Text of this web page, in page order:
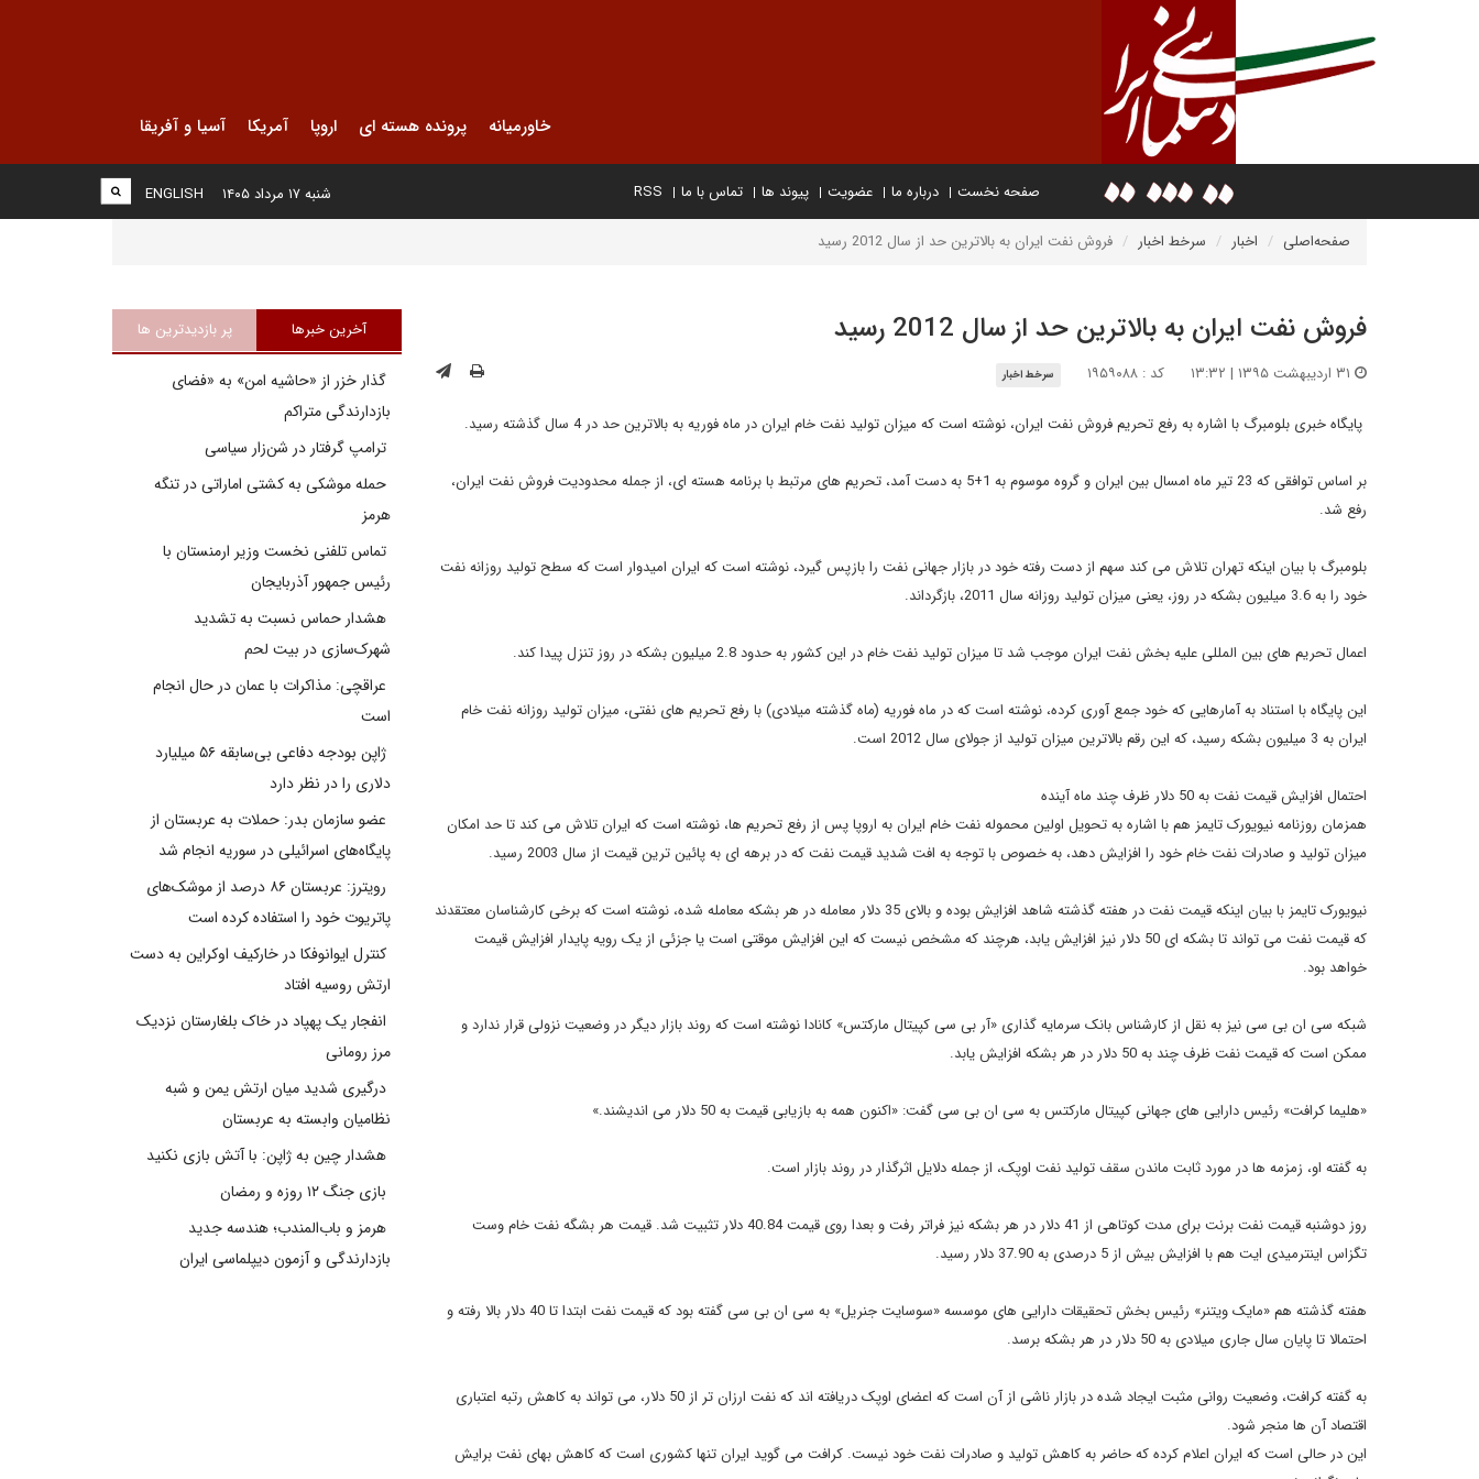
خاورمیانه پرونده هسته ای اروپا آمریکا آسیا و آفریقا
صفحه نخست درباره ما عضویت پیوند ها تماس با ما RSS
ENGLISH شنبه ۱۷ مرداد ۱۴۰۵
صفحه‌اصلی اخبار سرخط اخبار فروش نفت ایران به بالاترین حد از سال 2012 رسید
فروش نفت ایران به بالاترین حد از سال 2012 رسید
کد : ۱۹۵۹۰۸۸ سرخط اخبار
پایگاه خبری بلومبرگ با اشاره به رفع تحریم فروش نفت ایران، نوشته است که میزان تولید نفت خام ایران در ماه فوریه به بالاترین حد در 4 سال گذشته رسید.
بر اساس توافقی که 23 تیر ماه امسال بین ایران و گروه موسوم به 1+5 به دست آمد، تحریم های مرتبط با برنامه هسته ای، از جمله محدودیت فروش نفت ایران،
رفع شد.
بلومبرگ با بیان اینکه تهران تلاش می کند سهم از دست رفته خود در بازار جهانی نفت را بازپس گیرد، نوشته است که ایران امیدوار است که سطح تولید روزانه نفت
خود را به 3.6 میلیون بشکه در روز، یعنی میزان تولید روزانه سال 2011، بازگرداند.
اعمال تحریم های بین المللی علیه بخش نفت ایران موجب شد تا میزان تولید نفت خام در این کشور به حدود 2.8 میلیون بشکه در روز تنزل پیدا کند.
این پایگاه با استناد به آمارهایی که خود جمع آوری کرده، نوشته است که در ماه فوریه (ماه گذشته میلادی) با رفع تحریم های نفتی، میزان تولید روزانه نفت خام
ایران به 3 میلیون بشکه رسید، که این رقم بالاترین میزان تولید از جولای سال 2012 است.
احتمال افزایش قیمت نفت به 50 دلار ظرف چند ماه آینده
همزمان روزنامه نیویورک تایمز هم با اشاره به تحویل اولین محموله نفت خام ایران به اروپا پس از رفع تحریم ها، نوشته است که ایران تلاش می کند تا حد امکان
میزان تولید و صادرات نفت خام خود را افزایش دهد، به خصوص با توجه به افت شدید قیمت نفت که در برهه ای به پائین ترین قیمت از سال 2003 رسید.
نیویورک تایمز با بیان اینکه قیمت نفت در هفته گذشته شاهد افزایش بوده و بالای 35 دلار معامله در هر بشکه معامله شده، نوشته است که برخی کارشناسان معتقدند
که قیمت نفت می تواند تا بشکه ای 50 دلار نیز افزایش یابد، هرچند که مشخص نیست که این افزایش موقتی است یا جزئی از یک رویه پایدار افزایش قیمت
خواهد بود.
شبکه سی ان بی سی نیز به نقل از کارشناس بانک سرمایه گذاری «آر بی سی کپیتال مارکتس» کانادا نوشته است که روند بازار دیگر در وضعیت نزولی قرار ندارد و
ممکن است که قیمت نفت ظرف چند به 50 دلار در هر بشکه افزایش یابد.
«هلیما کرافت» رئیس دارایی های جهانی کپیتال مارکتس به سی ان بی سی گفت: «اکنون همه به بازیابی قیمت به 50 دلار می اندیشند.»
به گفته او، زمزمه ها در مورد ثابت ماندن سقف تولید نفت اوپک، از جمله دلایل اثرگذار در روند بازار است.
روز دوشنبه قیمت نفت برنت برای مدت کوتاهی از 41 دلار در هر بشکه نیز فراتر رفت و بعدا روی قیمت 40.84 دلار تثبیت شد. قیمت هر بشگه نفت خام وست
تگزاس اینترمیدی ایت هم با افزایش بیش از 5 درصدی به 37.90 دلار رسید.
هفته گذشته هم «مایک ویتنر» رئیس بخش تحقیقات دارایی های موسسه «سوسایت جنریل» به سی ان بی سی گفته بود که قیمت نفت ابتدا تا 40 دلار بالا رفته و
احتمالا تا پایان سال جاری میلادی به 50 دلار در هر بشکه برسد.
به گفته کرافت، وضعیت روانی مثبت ایجاد شده در بازار ناشی از آن است که اعضای اوپک دریافته اند که نفت ارزان تر از 50 دلار، می تواند به کاهش رتبه اعتباری
اقتصاد آن ها منجر شود.
این در حالی است که ایران اعلام کرده که حاضر به کاهش تولید و صادرات نفت خود نیست. کرافت می گوید ایران تنها کشوری است که کاهش بهای نفت برایش
آخرین خبرها پر بازدیدترین ها
گذار خزر از «حاشیه امن» به «فضای
بازدارندگی متراکم
ترامپ گرفتار در شن‌زار سیاسی
حمله موشکی به کشتی اماراتی در تنگه
هرمز
تماس تلفنی نخست وزیر ارمنستان با
رئیس جمهور آذربایجان
هشدار حماس نسبت به تشدید
شهرک‌سازی در بیت‌ لحم
عراقچی: مذاکرات با عمان در حال انجام
است
ژاپن بودجه دفاعی بی‌سابقه ۵۶ میلیارد
دلاری را در نظر دارد
عضو سازمان بدر: حملات به عربستان از
پایگاه‌های اسرائیلی در سوریه انجام شد
رویترز: عربستان ۸۶ درصد از موشک‌های
پاتریوت خود را استفاده کرده است
کنترل ایوانوفکا در خارکیف اوکراین به دست
ارتش روسیه افتاد
انفجار یک پهپاد در خاک بلغارستان نزدیک
مرز رومانی
درگیری شدید میان ارتش یمن و شبه
نظامیان وابسته به عربستان
هشدار چین به ژاپن: با آتش بازی نکنید
بازی جنگ ۱۲ روزه و رمضان
هرمز و باب‌المندب؛ هندسه جدید
بازدارندگی و آزمون دیپلماسی ایران